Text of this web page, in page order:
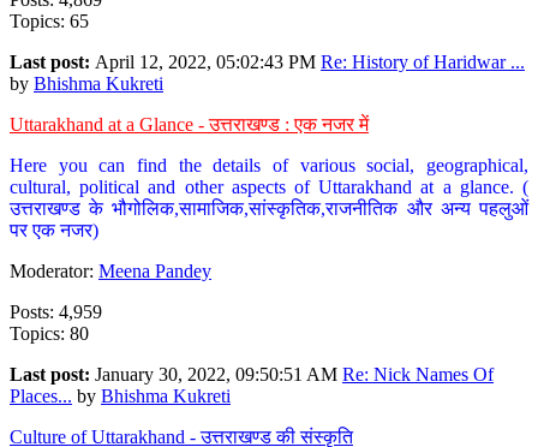
Topics: 65
Last post: April 12, 2022, 05:02:43 PM Re: History of Haridwar ...
by Bhishma Kukreti
Uttarakhand at a Glance - उत्तराखण्ड : एक नजर में
Here you can find the details of various social, geographical,
cultural, political and other aspects of Uttarakhand at a glance. (
उत्तराखण्ड के भौगोलिक,सामाजिक,सांस्कृतिक,राजनीतिक और अन्य पहलुओं
पर एक नजर)
Moderator: Meena Pandey
Posts: 4,959
Topics: 80
Last post: January 30, 2022, 09:50:51 AM Re: Nick Names Of
Places... by Bhishma Kukreti
Culture of Uttarakhand - उत्तराखण्ड की संस्कृति